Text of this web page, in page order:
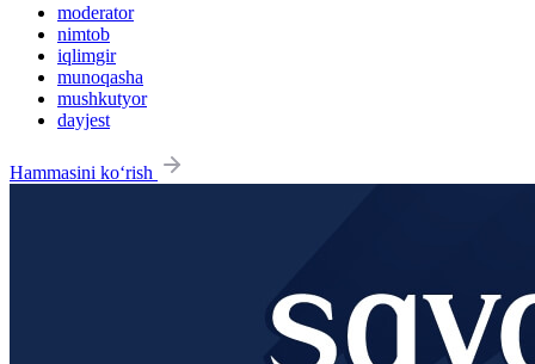
moderator
nimtob
iqlimgir
munoqasha
mushkutyor
dayjest
Hammasini ko‘rish